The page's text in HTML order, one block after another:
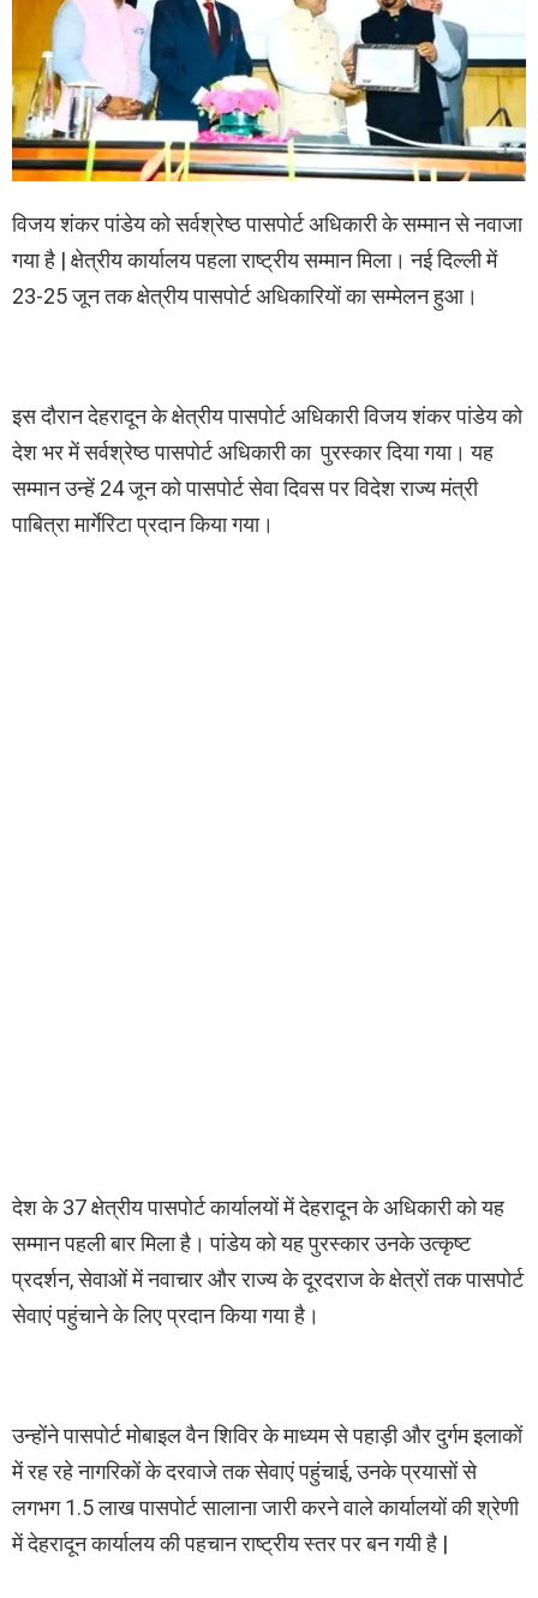
विजय शंकर पांडेय को सर्वश्रेष्ठ पासपोर्ट अधिकारी के सम्मान से नवाजा
गया है | क्षेत्रीय कार्यालय पहला राष्ट्रीय सम्मान मिला। नई दिल्ली में
23-25 जून तक क्षेत्रीय पासपोर्ट अधिकारियों का सम्मेलन हुआ।
इस दौरान देहरादून के क्षेत्रीय पासपोर्ट अधिकारी विजय शंकर पांडेय को
देश भर में सर्वश्रेष्ठ पासपोर्ट अधिकारी का पुरस्कार दिया गया। यह
सम्मान उन्हें 24 जून को पासपोर्ट सेवा दिवस पर विदेश राज्य मंत्री
पाबित्रा मार्गेरिटा प्रदान किया गया।
देश के 37 क्षेत्रीय पासपोर्ट कार्यालयों में देहरादून के अधिकारी को यह
सम्मान पहली बार मिला है। पांडेय को यह पुरस्कार उनके उत्कृष्ट
प्रदर्शन, सेवाओं में नवाचार और राज्य के दूरदराज के क्षेत्रों तक पासपोर्ट
सेवाएं पहुंचाने के लिए प्रदान किया गया है।
उन्होंने पासपोर्ट मोबाइल वैन शिविर के माध्यम से पहाड़ी और दुर्गम इलाकों
में रह रहे नागरिकों के दरवाजे तक सेवाएं पहुंचाई, उनके प्रयासों से
लगभग 1.5 लाख पासपोर्ट सालाना जारी करने वाले कार्यालयों की श्रेणी
में देहरादून कार्यालय की पहचान राष्ट्रीय स्तर पर बन गयी है |